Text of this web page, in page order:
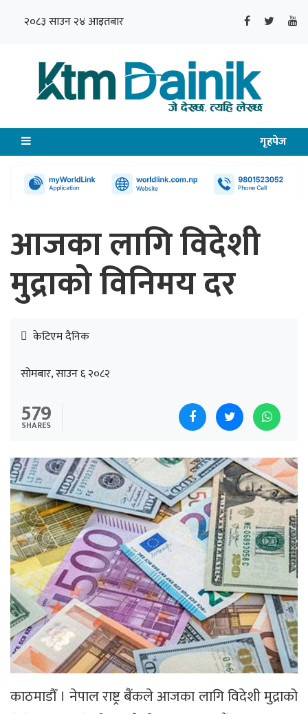
२०८३ साउन २४ आइतबार
गृहपेज
आजका लागि विदेशी
मुद्राको विनिमय दर
केटिएम दैनिक
सोमबार, साउन ६ २०८२
579
SHARES
काठमाडौँ । नेपाल राष्ट्र बैंकले आजका लागि विदेशी मुद्राको